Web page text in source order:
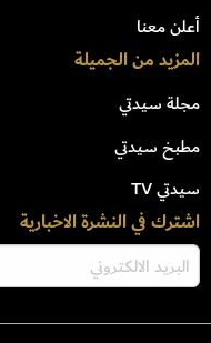
أعلن معنا
المزيد من الجميلة
مجلة سيدتي
مطبخ سيدتي
سيدتي TV
اشترك في النشرة الاخبارية